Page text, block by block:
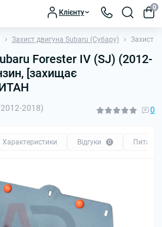
Клієнту
0
Захист двигуна Subaru (Субару) Захист
Forester IV (SJ) (2012-
[захищає
2018) 0
Характеристики Відгуки 0 Питання